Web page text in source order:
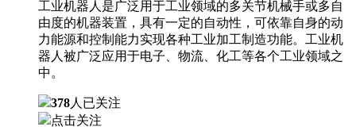
工业机器人是广泛用于工业领域的多关节机械手或多自
由度的机器装置，具有一定的自动性，可依靠自身的动
力能源和控制能力实现各种工业加工制造功能。工业机
器人被广泛应用于电子、物流、化工等各个工业领域之
中。
378人已关注
点击关注